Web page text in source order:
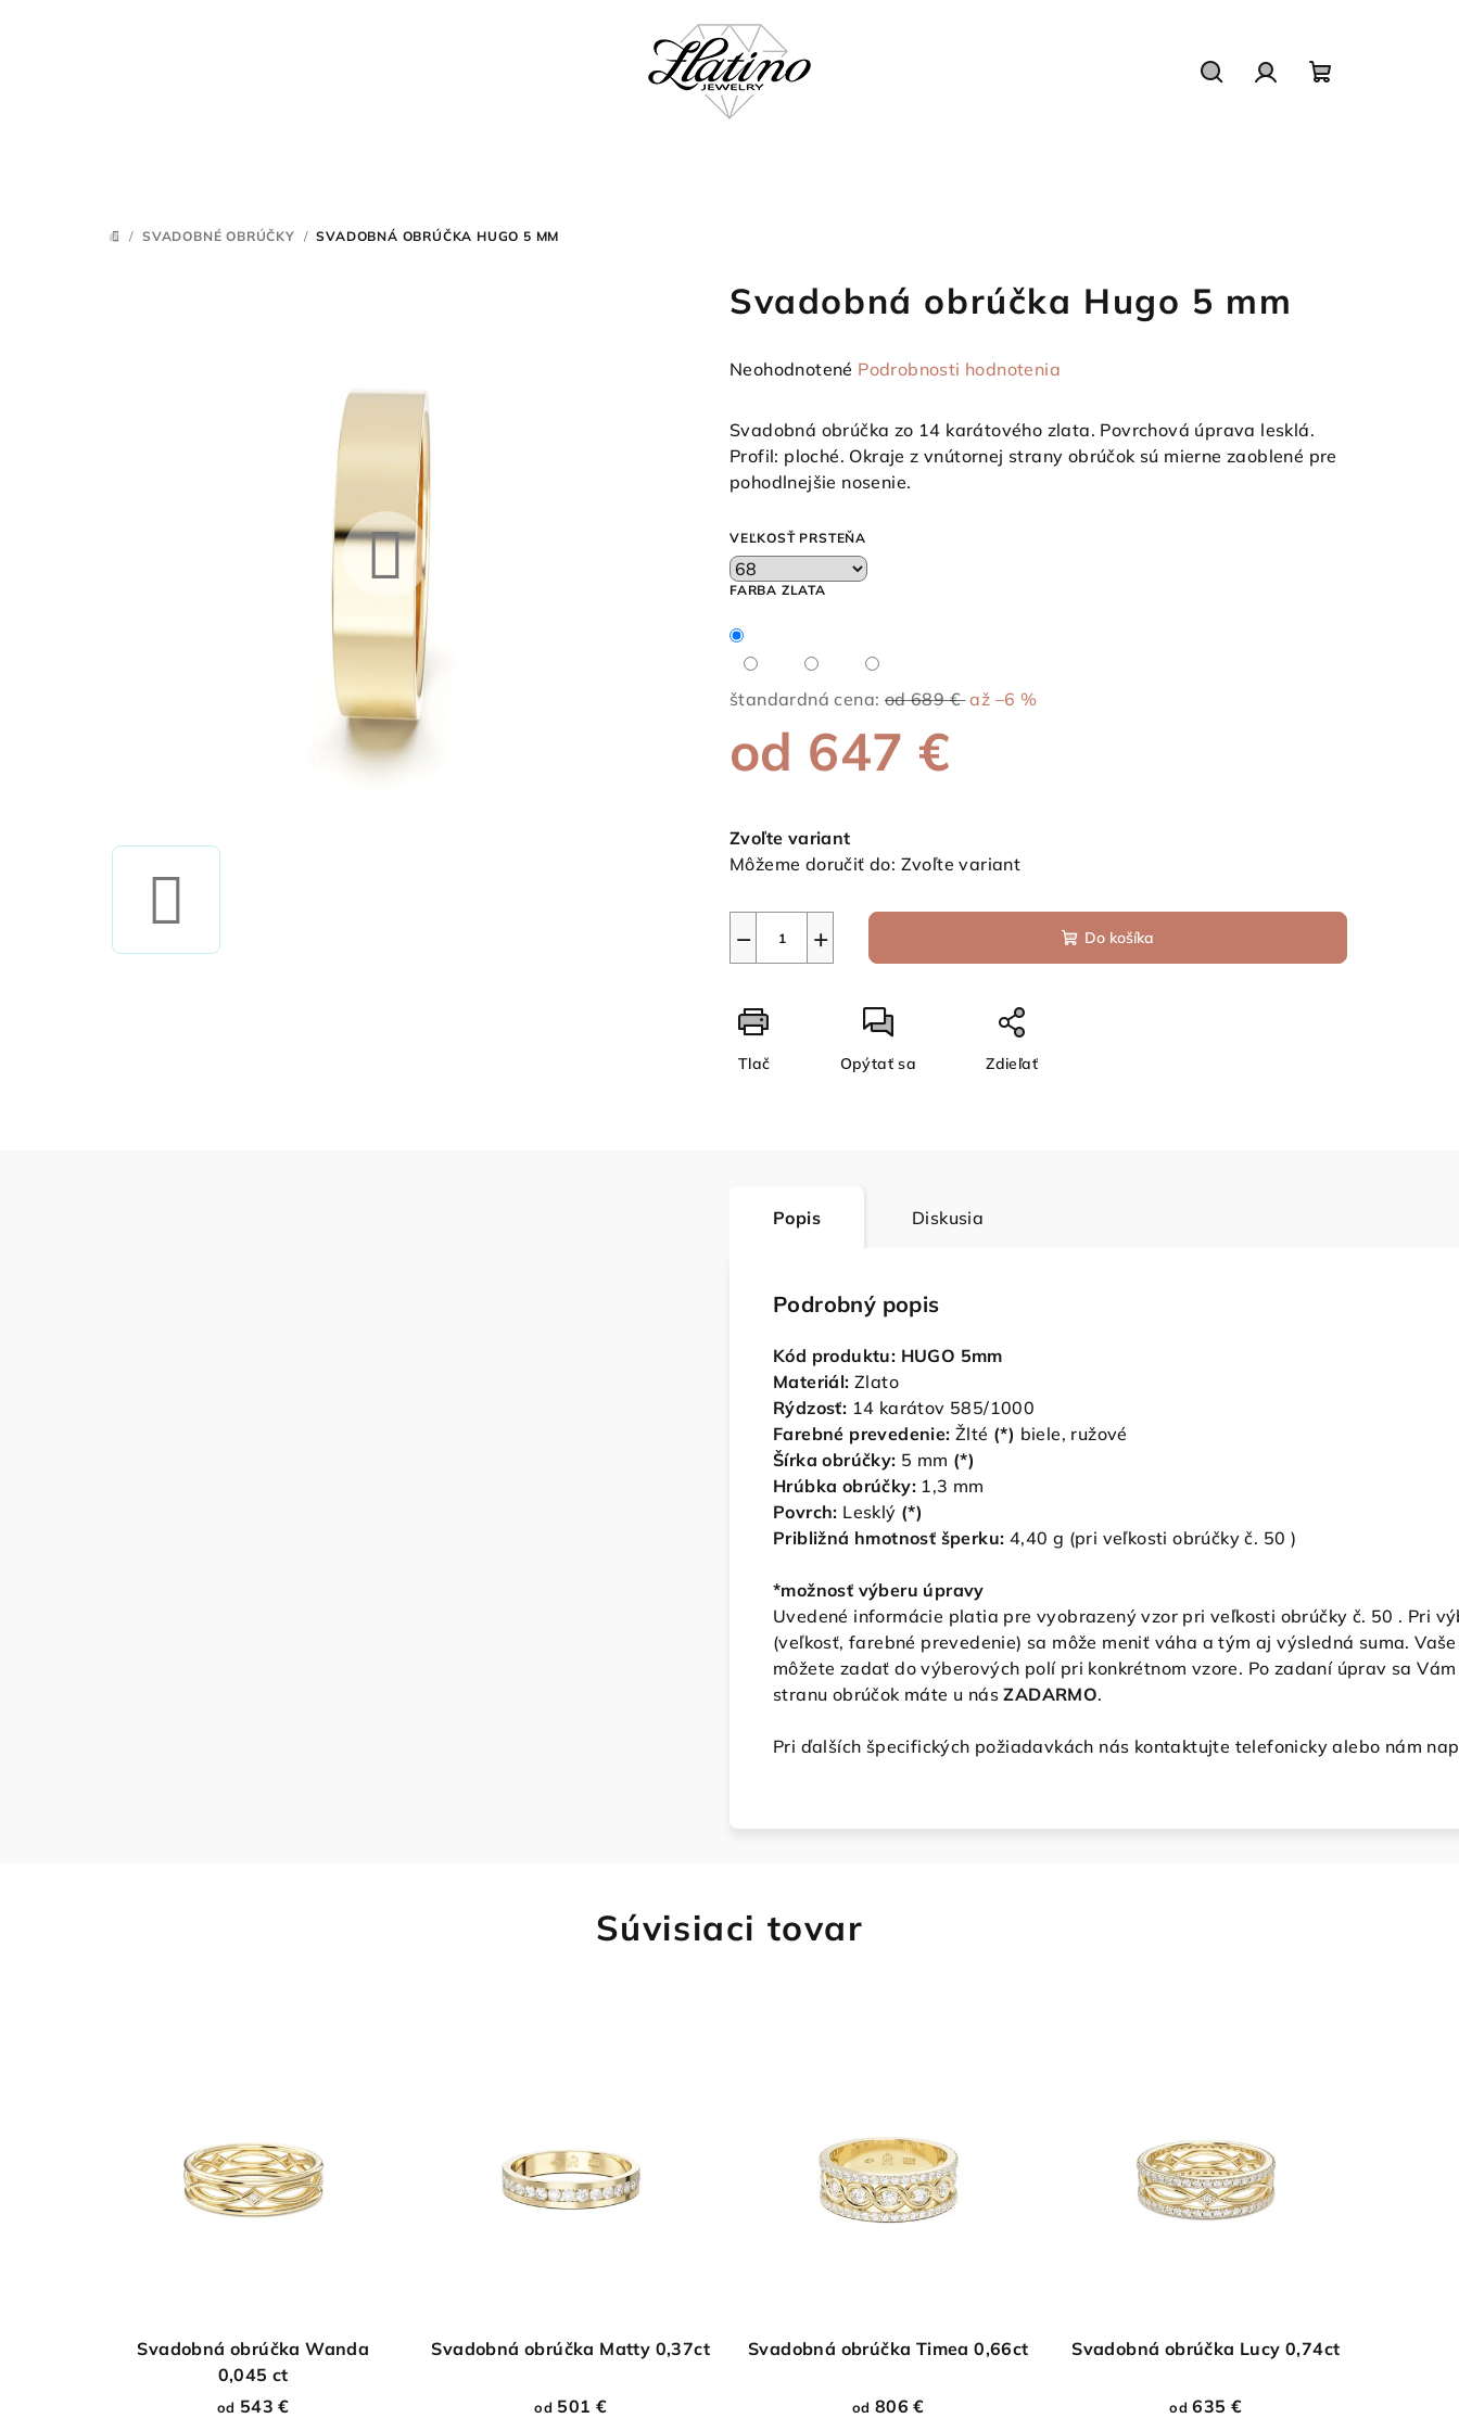
DOMOV
/ SVADOBNÉ OBRÚČKY / SVADOBNÁ OBRÚČKA HUGO 5 MM
Svadobná obrúčka Hugo 5 mm
Priemerné
produktu
je
0,0
z
hviezdičiek.
Neohodnotené Podrobnosti hodnotenia
Svadobná obrúčka zo 14 karátového zlata. Povrchová úprava lesklá.
Profil: ploché. Okraje z vnútornej strany obrúčok sú mierne zaoblené pre
pohodlnejšie nosenie.
VEĽKOSŤ PRSTEŇA
FARBA ZLATA
štandardná cena: od 689 € až –6 %
od 647 €
cena:
Zvoľte variant
Môžeme doručiť do: Zvoľte variant
+
− Do košíka
Tlač Opýtať sa Zdieľať
Popis Diskusia
Podrobný popis
Kód produktu: HUGO 5mm
Materiál: Zlato
Rýdzosť: 14 karátov 585/1000
Farebné prevedenie: Žlté (*) biele, ružové
Šírka obrúčky: 5 mm (*)
Hrúbka obrúčky: 1,3 mm
Povrch: Lesklý (*)
Približná hmotnosť šperku: 4,40 g (pri veľkosti obrúčky č. 50 )
*možnosť výberu úpravy
Uvedené informácie platia pre vyobrazený vzor pri veľkosti obrúčky č. 50 . Pri
(veľkosť, farebné prevedenie) sa môže meniť váha a tým aj výsledná suma.
môžete zadať do výberových polí pri konkrétnom vzore. Po zadaní úprav sa
stranu obrúčok máte u nás ZADARMO.
Pri ďalších špecifických požiadavkách nás kontaktujte telefonicky alebo nám
Súvisiaci tovar
Svadobná obrúčka Wanda
0,045 ct
od 543 €
Svadobná obrúčka Matty 0,37ct
od 501 €
Svadobná obrúčka Timea 0,66ct
od 806 €
Svadobná obrúčka Lucy 0,74ct
od 635 €